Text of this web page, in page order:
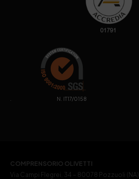
. N. IT17/0158
COMPRENSORIO OLIVETTI
Via Campi Flegrei, 34 – 80078 Pozzuoli (NA)